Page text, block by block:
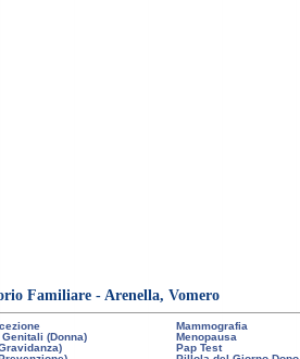
Familiare - Arenella, Vomero
Mammografia
(Donna)
Menopausa
Pap Test